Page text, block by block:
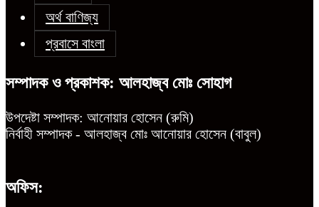
অর্থ বাণিজ্য
প্রবাসে বাংলা
সম্পাদক ও প্রকাশক: আলহাজ্ব মোঃ সোহাগ
উপদেষ্টা সম্পাদক: আনোয়ার হোসেন (রুমি)
নির্বাহী সম্পাদক - আলহাজ্ব মোঃ আনোয়ার হোসেন (বাবুল)
অফিস: